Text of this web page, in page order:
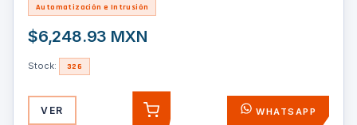
Automatización e Intrusión
$6,248.93 MXN
Stock: 326
VER AGREGAR WHATSAPP